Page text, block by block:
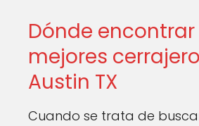
Dónde
mejores
Austin TX
Cuando se trata de